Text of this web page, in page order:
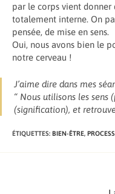
par le corps vient donner
totalement interne. On
pensée, de mise en sens.
Oui, nous avons bien le
notre cerveau !
J’aime dire dans mes
“ Nous utilisons les sens
(signification), et
ÉTIQUETTES: BIEN-ÊTRE,